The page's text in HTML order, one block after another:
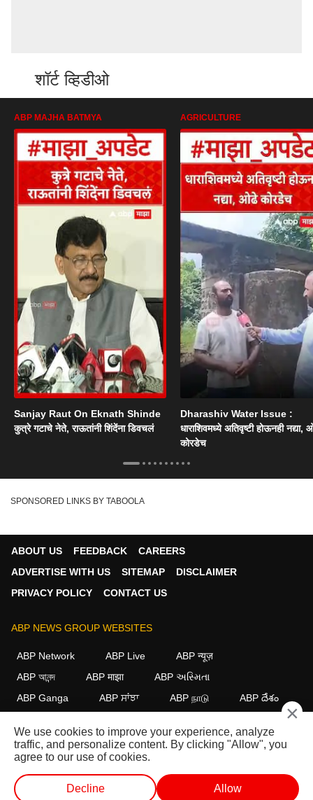
शॉर्ट व्हिडीओ
ABP MAJHA BATMYA
Sanjay Raut On Eknath Shinde
कुत्रे गटाचे नेते, राऊतांनी शिंदेंना डिवचलं
AGRICULTURE
Dharashiv Water Issue :
धाराशिवमध्ये अतिवृष्टी होऊनही नद्या,
कोरडेच
SPONSORED LINKS BY TABOOLA
ABOUT US FEEDBACK
CAREERS
ADVERTISE WITH US
SITEMAP
DISCLAIMER
PRIVACY POLICY
CONTACT US
ABP NEWS GROUP WEBSITES
ABP Network ABP Live
ABP न्यूज़
ABP আনন্দ
ABP माझा
ABP અસ્મિતા
ABP Ganga
ABP ਸਾਂਝਾ ABP நாடு ABP దేశం
FOLLOW US
This website follows the DNPA Code of Ethics.
Copyright@2026.
All rights reserved.
×
We use cookies to improve your experience, analyze
traffic, and personalize content. By clicking "Allow", you
agree to our use of cookies.
Decline Allow